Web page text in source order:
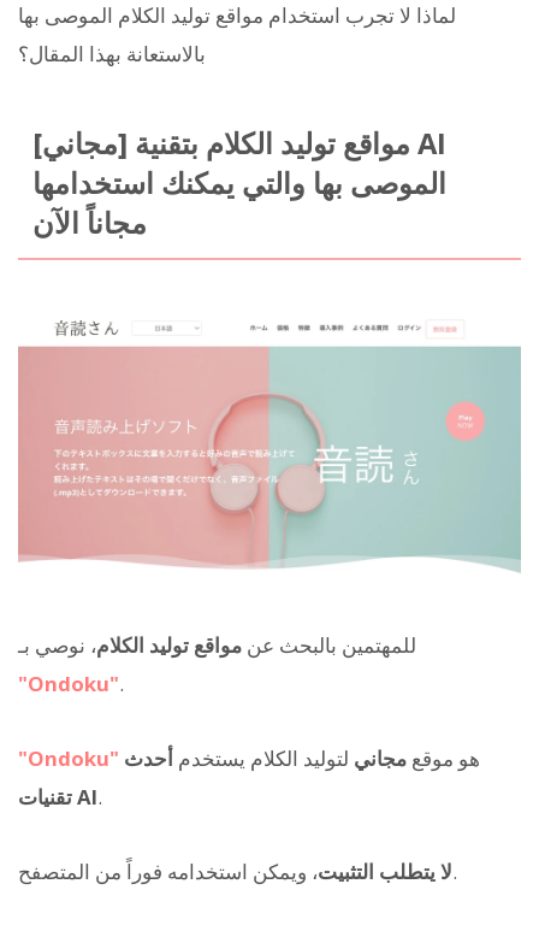
لماذا لا تجرب استخدام مواقع توليد الكلام الموصى بها
بالاستعانة بهذا المقال؟
[مجاني] مواقع توليد الكلام بتقنية AI
الموصى بها والتي يمكنك استخدامها
مجاناً الآن
للمهتمين بالبحث عن مواقع توليد الكلام، نوصي بـ
"Ondoku".
"Ondoku" هو موقع مجاني لتوليد الكلام يستخدم أحدث
تقنيات AI.
لا يتطلب التثبيت، ويمكن استخدامه فوراً من المتصفح.